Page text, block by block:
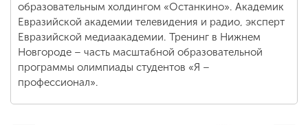
ENG SPN CHI
Приемная
образовательным холдингом «Останкино». Академик
Евразийской академии телевидения и радио, эксперт
Евразийской медиаакадемии. Тренинг в Нижнем
Новгороде – часть масштабной образовательной
программы олимпиады студентов «Я –
профессионал».